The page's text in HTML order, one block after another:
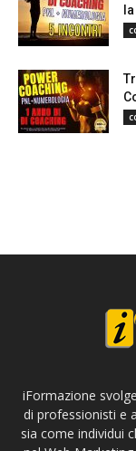
iFormazione
di professionisti e
sia come individui